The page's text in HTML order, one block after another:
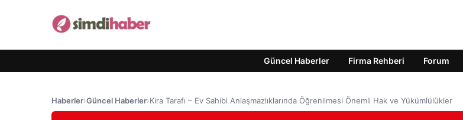
Güncel Haberler Firma Rehberi Forum
Haberler›Güncel Haberler›Kira Tarafı – Ev Sahibi Anlaşmazlıklarında Öğrenilmesi Önemli Hak ve Yükümlülükler